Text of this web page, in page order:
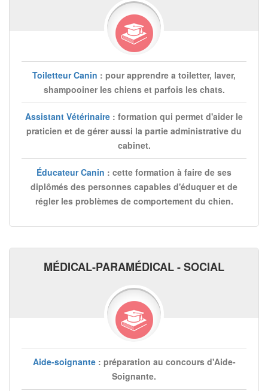
Toiletteur Canin : pour apprendre a toiletter, laver,
shampooiner les chiens et parfois les chats.
Assistant Vétérinaire : formation qui permet d'aider le
praticien et de gérer aussi la partie administrative du
cabinet.
Éducateur Canin : cette formation à faire de ses
diplômés des personnes capables d'éduquer et de
régler les problèmes de comportement du chien.
MÉDICAL-PARAMÉDICAL - SOCIAL
Aide-soignante: préparation au concours d'Aide-
Soignante.